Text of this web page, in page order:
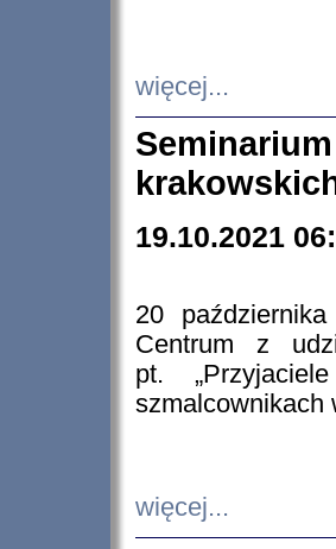
więcej...
19.10.2021
20
Centrum z
pt.
szmalcownikach
więcej...